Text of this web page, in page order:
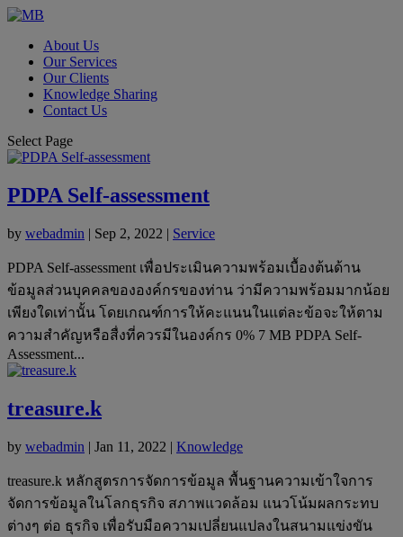
About Us
Our Services
Our Clients
Knowledge Sharing
Contact Us
Select Page
PDPA Self-assessment
by webadmin | Sep 2, 2022 | Service
PDPA Self-assessment เพื่อประเมินความพร้อมเบื้องต้นด้าน
ข้อมูลส่วนบุคคลขององค์กรของท่าน ว่ามีความพร้อมมากน้อย
เพียงใดเท่านั้น โดยเกณฑ์การให้คะแนนในแต่ละข้อจะให้ตาม
ความสำคัญหรือสื่งที่ควรมีในองค์กร 0% 7 MB PDPA Self-
Assessment...
treasure.k
by webadmin | Jan 11, 2022 | Knowledge
treasure.k หลักสูตรการจัดการข้อมูล พื้นฐานความเข้าใจการ
จัดการข้อมูลในโลกธุรกิจ สภาพแวดล้อม แนวโน้มผลกระทบ
ต่างๆ ต่อ ธุรกิจ เพื่อรับมือความเปลี่ยนแปลงในสนามแข่งขัน